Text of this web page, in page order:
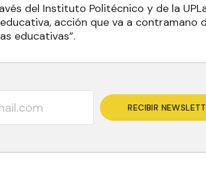
del Instituto Politécnico y de la
acción que va a contramano
educativas”.
RECIBIR